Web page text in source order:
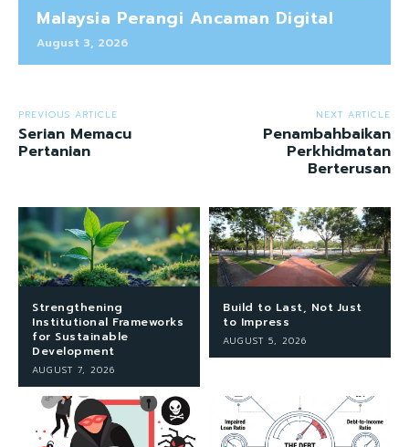
Malaysia Perangi Ancaman Digital
August 3, 2026
PREVIOUS ARTICLE
Serian Memacu
Pertanian
NEXT ARTICLE
Penambahbaikan
Perkhidmatan
Berterusan
Strengthening
Institutional Frameworks
for Sustainable
Development
AUGUST 7, 2026
Build to Last, Not Just
to Impress
AUGUST 5, 2026